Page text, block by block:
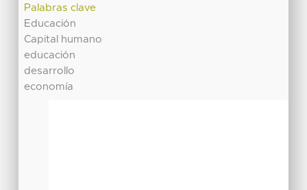
Palabras clave
Educación
Capital humano
educación
desarrollo
economía